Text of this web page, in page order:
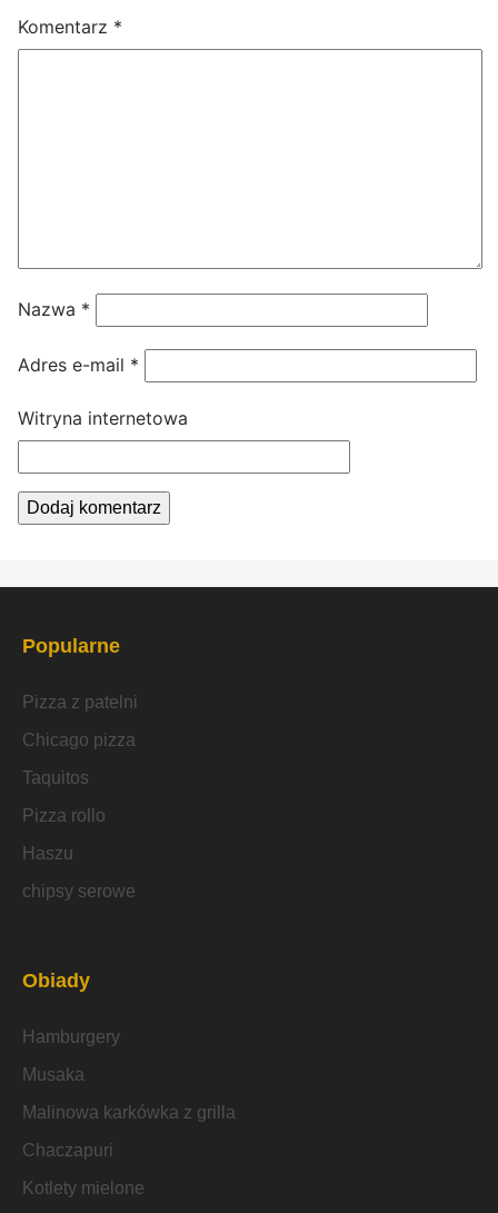
Komentarz *
Nazwa *
Adres e-mail *
Witryna internetowa
Popularne
Pizza z patelni
Chicago pizza
Taquitos
Pizza rollo
Haszu
chipsy serowe
Obiady
Hamburgery
Musaka
Malinowa karkówka z grilla
Chaczapuri
Kotlety mielone